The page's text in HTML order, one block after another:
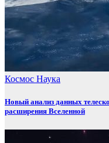
Космос Наука
Новый анализ данных
расширения Вселенной